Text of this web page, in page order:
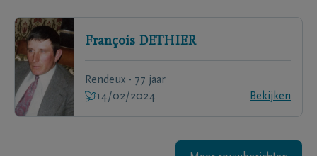
François DETHIER
Rendeux - 77 jaar
14/02/2024
Bekijken